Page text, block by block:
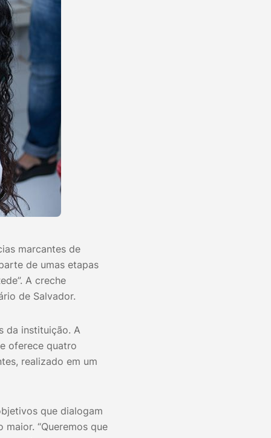
marcantes de
de umas etapas
A creche
de Salvador.
da instituição. A
oferece quatro
realizado em um
que dialogam
“Queremos que